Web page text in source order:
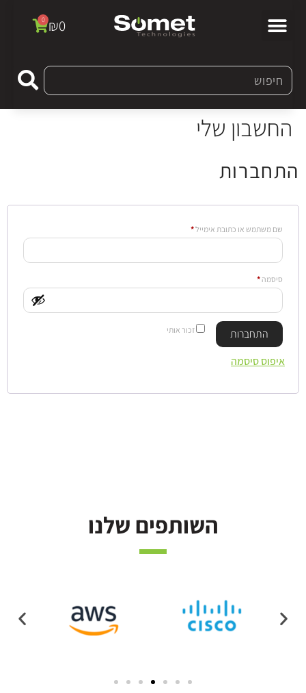
₪0
0
החשבון שלי
התחברות
שם משתמש או כתובת אימייל*
סיסמה*
זכור אותי
התחברות
איפוס סיסמה
השותפים שלנו